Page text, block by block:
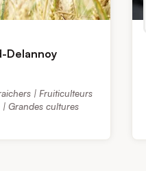
Delannoy
| Fruiticulteurs
Grandes cultures